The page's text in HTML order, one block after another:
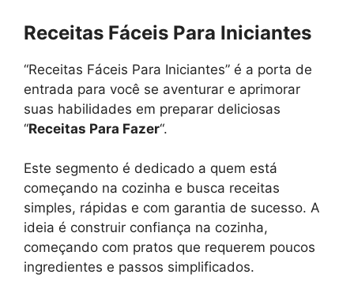
Receitas Fáceis Para Iniciantes
“Receitas Fáceis Para Iniciantes” é a porta de
entrada para você se aventurar e aprimorar
suas habilidades em preparar deliciosas
“Receitas Para Fazer“.
Este segmento é dedicado a quem está
começando na cozinha e busca receitas
simples, rápidas e com garantia de sucesso. A
ideia é construir confiança na cozinha,
começando com pratos que requerem poucos
ingredientes e passos simplificados.